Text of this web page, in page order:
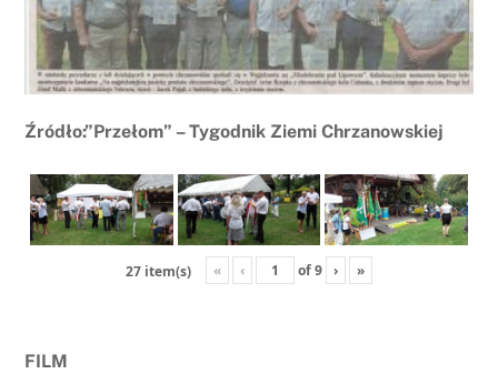
Źródło:”Przełom” – Tygodnik Ziemi Chrzanowskiej
27 item(s) « ‹ of9 › »
FILM